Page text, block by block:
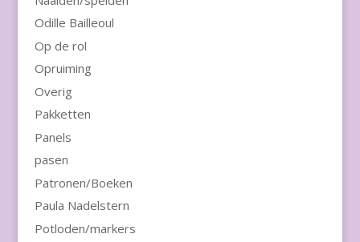
Odille Bailleoul
Op de rol
Opruiming
Overig
Pakketten
Panels
pasen
Patronen/Boeken
Paula Nadelstern
Potloden/markers